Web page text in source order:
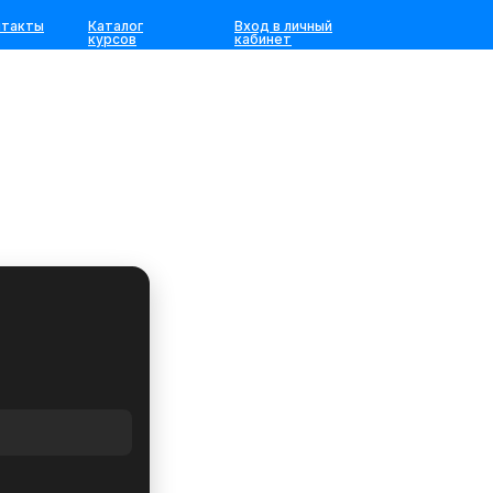
Каталог
курсов
Вход в личный
кабинет